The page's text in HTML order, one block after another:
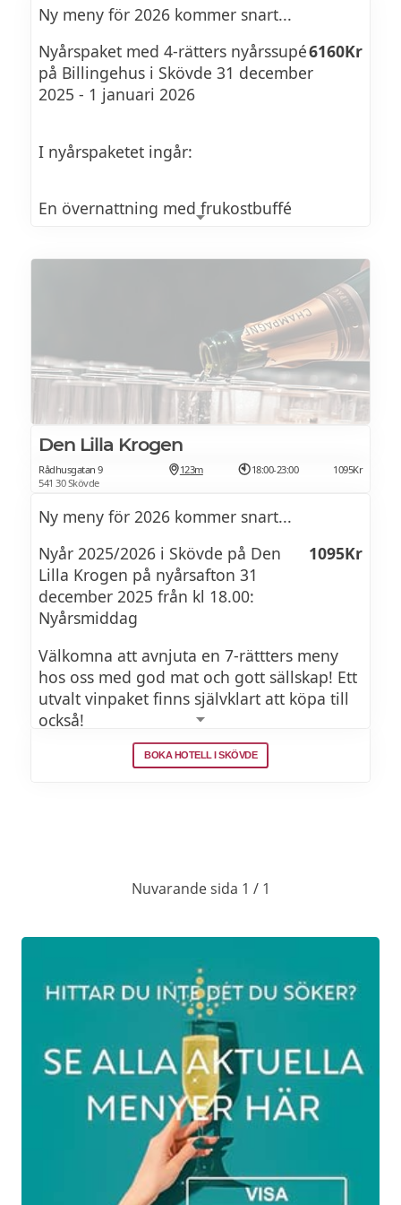
nyårsafton ni sent glömmer, där lantlig lyx,
show, livemusik, skratt och festligheter
blandas med avkoppling och en lättsam
atmosfär!
Ny meny för 2026 kommer snart...
Nyårspaket med 4-rätters nyårssupé
på Billingehus i Skövde 31 december
2025 - 1 januari 2026
6160Kr
I nyårspaketet ingår:
En övernattning med frukostbuffé
Den Lilla Krogen
Rådhusgatan 9
541 30 Skövde
123m 18:00-23:00 1095Kr
Ny meny för 2026 kommer snart...
Nyår 2025/2026 i Skövde på Den
Lilla Krogen på nyårsafton 31
december 2025 från kl 18.00:
Nyårsmiddag
1095Kr
Välkomna att avnjuta en 7-rättters meny
hos oss med god mat och gott sällskap! Ett
utvalt vinpaket finns självklart att köpa till
också!
Råbiff
Lagrad hårdost med päron
Bakad choklad
Nyårskassen för dom som vill äta
BOKA HOTELL I SKÖVDE
Nuvarande sida 1 / 1